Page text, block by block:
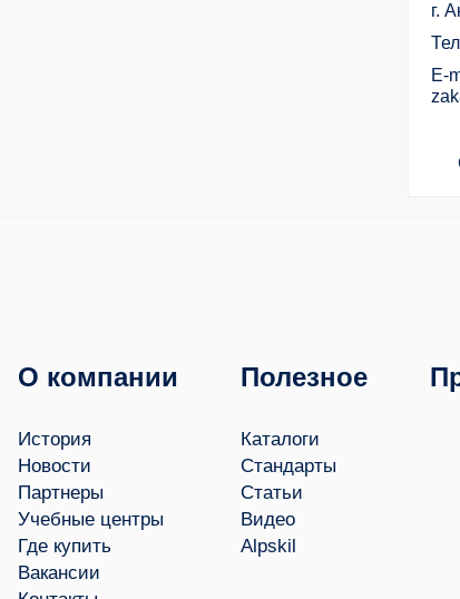
г.
E-
О компании
История
Новости
Партнеры
Учебные центры
Где купить
Вакансии
Полезное
Каталоги
Стандарты
Статьи
Видео
Alpskil